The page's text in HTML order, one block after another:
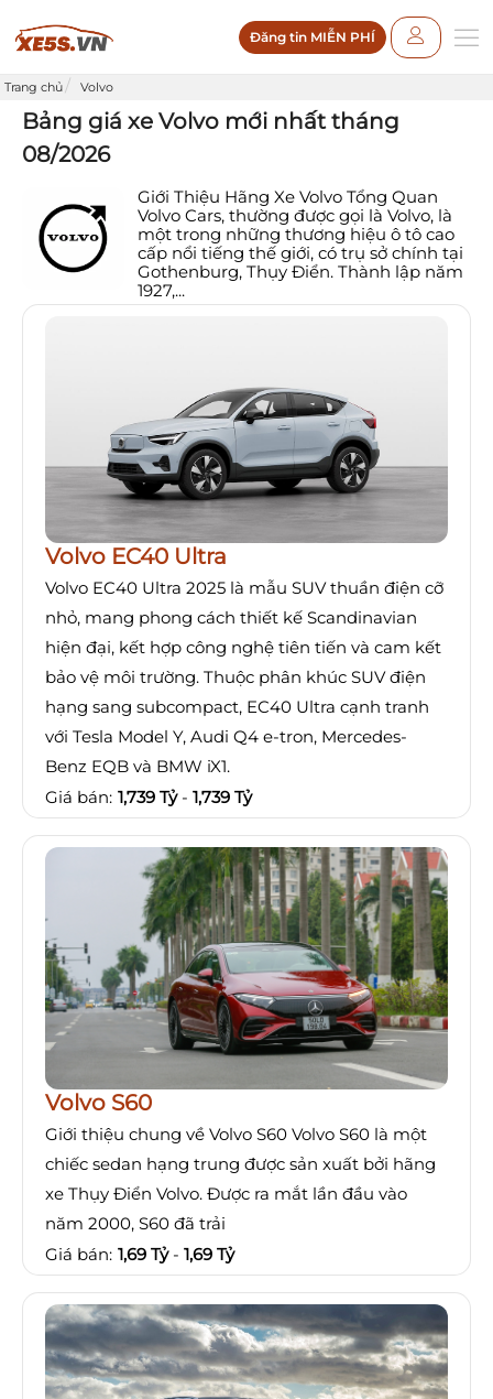
Đăng tin MIỄN PHÍ
Trang chủ Volvo
Bảng giá xe Volvo mới nhất tháng
08/2026
Giới Thiệu Hãng Xe Volvo Tổng Quan
Volvo Cars, thường được gọi là Volvo, là
một trong những thương hiệu ô tô cao
cấp nổi tiếng thế giới, có trụ sở chính tại
Gothenburg, Thụy Điển. Thành lập năm
1927,...
Volvo EC40 Ultra
Volvo EC40 Ultra 2025 là mẫu SUV thuần điện cỡ
nhỏ, mang phong cách thiết kế Scandinavian
hiện đại, kết hợp công nghệ tiên tiến và cam kết
bảo vệ môi trường. Thuộc phân khúc SUV điện
hạng sang subcompact, EC40 Ultra cạnh tranh
với Tesla Model Y, Audi Q4 e-tron, Mercedes-
Benz EQB và BMW iX1.
Giá bán: 1,739 Tỷ - 1,739 Tỷ
Volvo S60
Giới thiệu chung về Volvo S60 Volvo S60 là một
chiếc sedan hạng trung được sản xuất bởi hãng
xe Thụy Điển Volvo. Được ra mắt lần đầu vào
năm 2000, S60 đã trải
Giá bán: 1,69 Tỷ - 1,69 Tỷ